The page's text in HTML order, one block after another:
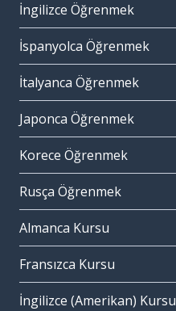
İngilizce Öğrenmek
İspanyolca Öğrenmek
İtalyanca Öğrenmek
Japonca Öğrenmek
Korece Öğrenmek
Rusça Öğrenmek
Almanca Kursu
Fransızca Kursu
İngilizce (Amerikan) Kursu